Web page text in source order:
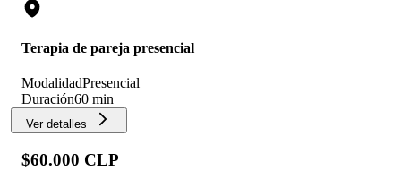
Terapia de pareja presencial
ModalidadPresencial
Duración60 min
Ver detalles
$60.000 CLP